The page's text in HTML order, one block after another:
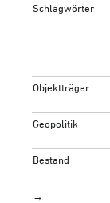
Schlagwörter
Objektträger
Geopolitik
Bestand
→